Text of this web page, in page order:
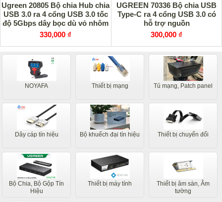
Ugreen 20805 Bộ chia Hub chia
USB 3.0 ra 4 cổng USB 3.0 tốc
độ 5Gbps dây bọc dù vỏ nhôm
330,000 ₫
UGREEN 70336 Bộ chia USB
Type-C ra 4 cổng USB 3.0 có
hỗ trợ nguồn
300,000 ₫
NOYAFA Thiết bị mạng Tủ mạng, Patch panel
Dây cáp tín hiệu Bộ khuếch đại tín hiệu Thiết bị chuyển đổi
Bộ Chia, Bộ Gộp Tín
Hiệu
Thiết bị máy tính
Thiết bị âm sàn, Âm
tường